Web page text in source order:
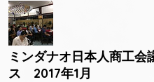
ミンダナオ日本人商工会
ス 2017年1月